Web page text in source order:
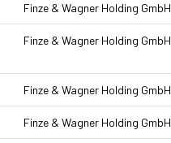
Finze & Wagner Holding GmbH
Finze & Wagner Holding GmbH
Finze & Wagner Holding GmbH
Finze & Wagner Holding GmbH